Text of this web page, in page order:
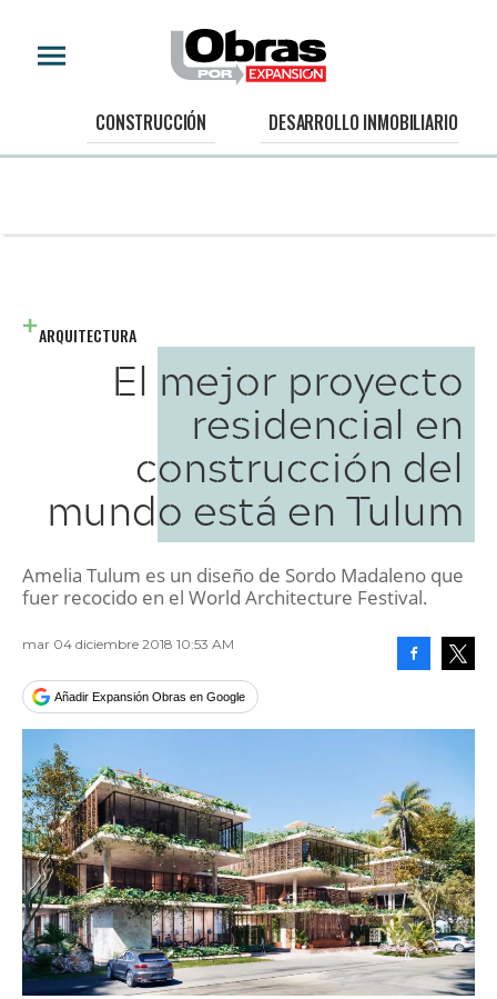
CONSTRUCCIÓN DESARROLLO INMOBILIARIO
ARQUITECTURA
El mejor proyecto
residencial en
construcción del
mundo está en Tulum
Amelia Tulum es un diseño de Sordo Madaleno que
fuer recocido en el World Architecture Festival.
mar 04 diciembre 2018 10:53 AM
Añadir Expansión Obras en Google